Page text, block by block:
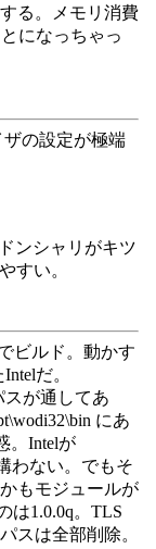
る。メモリ消費
になっちゃっ
の設定が極端
ンシャリがキツ
すい。
ビルド。動かす
だ。
スが通してあ
にあ
。Intelが
わない。でもそ
もモジュールが
は1.0.0q。TLS
スは全部削除。